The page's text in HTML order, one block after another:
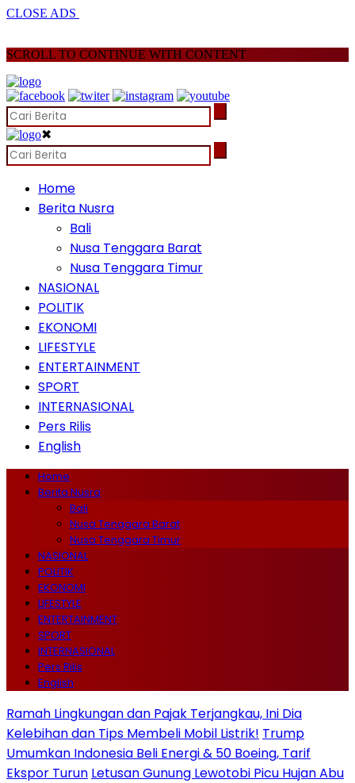
CLOSE ADS
SCROLL TO CONTINUE WITH CONTENT
✖
Home
Berita Nusra
Bali
Nusa Tenggara Barat
Nusa Tenggara Timur
NASIONAL
POLITIK
EKONOMI
LIFESTYLE
ENTERTAINMENT
SPORT
INTERNASIONAL
Pers Rilis
English
Home
Berita Nusra
Bali
Nusa Tenggara Barat
Nusa Tenggara Timur
NASIONAL
POLITIK
EKONOMI
LIFESTYLE
ENTERTAINMENT
SPORT
INTERNASIONAL
Pers Rilis
English
Ramah Lingkungan dan Pajak Terjangkau, Ini Dia
Kelebihan dan Tips Membeli Mobil Listrik! Trump
Umumkan Indonesia Beli Energi & 50 Boeing, Tarif
Ekspor Turun Letusan Gunung Lewotobi Picu Hujan Abu